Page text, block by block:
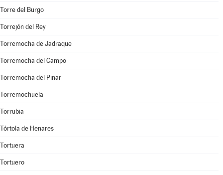
Torre del Burgo
Torrejón del Rey
Torremocha de Jadraque
Torremocha del Campo
Torremocha del Pinar
Torremochuela
Torrubia
Tórtola de Henares
Tortuera
Tortuero